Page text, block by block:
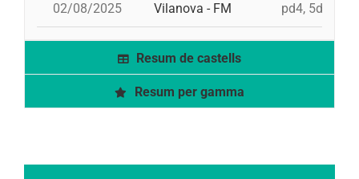
02/08/2025 Vilanova - FM pd4, 5d9f,
Resum de castells
Resum per gamma